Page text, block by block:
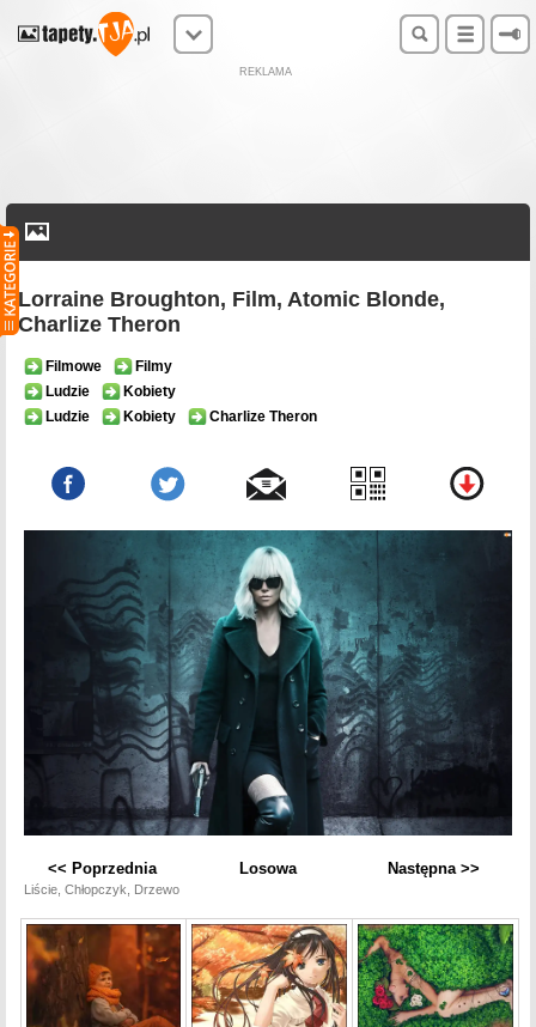
REKLAMA
Lorraine Broughton, Film, Atomic Blonde,
Charlize Theron
Filmowe
Filmy
Ludzie
Kobiety
Ludzie
Kobiety Charlize Theron
<< Poprzednia
Liście, Chłopczyk, Drzewo
Losowa Następna >>